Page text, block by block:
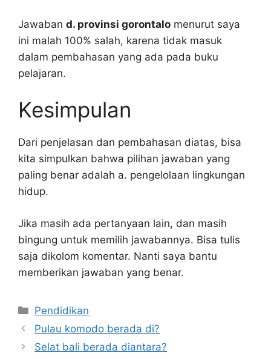
Jawaban d. provinsi gorontalo menurut saya
ini malah 100% salah, karena tidak masuk
dalam pembahasan yang ada pada buku
pelajaran.
Kesimpulan
Dari penjelasan dan pembahasan diatas, bisa
kita simpulkan bahwa pilihan jawaban yang
paling benar adalah a. pengelolaan lingkungan
hidup.
Jika masih ada pertanyaan lain, dan masih
bingung untuk memilih jawabannya. Bisa tulis
saja dikolom komentar. Nanti saya bantu
memberikan jawaban yang benar.
Kategori
Pendidikan
Pulau komodo berada di?
Selat bali berada diantara?